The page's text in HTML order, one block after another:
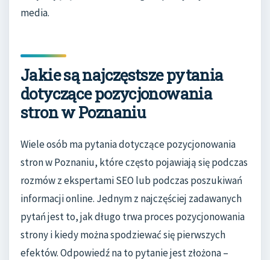
media.
Jakie są najczęstsze pytania
dotyczące pozycjonowania
stron w Poznaniu
Wiele osób ma pytania dotyczące pozycjonowania
stron w Poznaniu, które często pojawiają się podczas
rozmów z ekspertami SEO lub podczas poszukiwań
informacji online. Jednym z najczęściej zadawanych
pytań jest to, jak długo trwa proces pozycjonowania
strony i kiedy można spodziewać się pierwszych
efektów. Odpowiedź na to pytanie jest złożona –